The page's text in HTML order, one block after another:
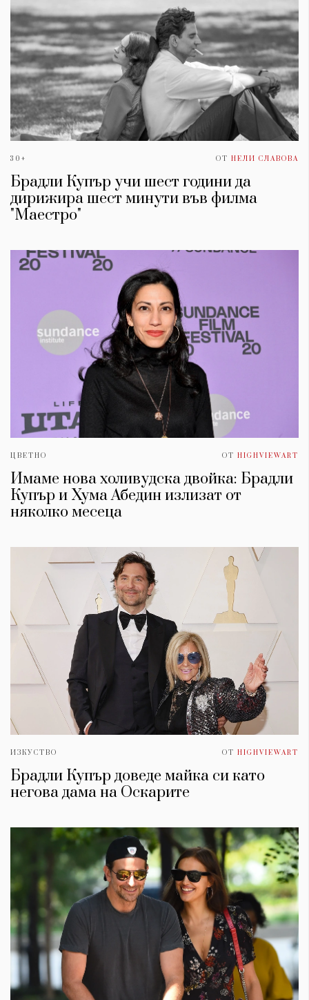
30+ ОТ НЕЛИ СЛАВОВА
Брадли Купър учи шест години да
дирижира шест минути във филма
"Маестро"
ЦВЕТНО ОТ HIGHVIEWART
Имаме нова холивудска двойка: Брадли
Купър и Хума Абедин излизат от
няколко месеца
ИЗКУСТВО ОТ HIGHVIEWART
Брадли Купър доведе майка си като
негова дама на Оскарите